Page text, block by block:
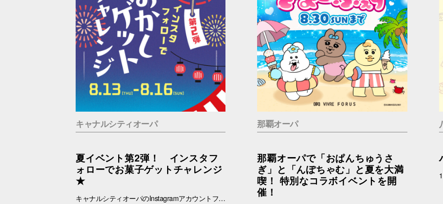
キャナルシティオーパ
夏イベント第2弾！ インスタフ
ォローでお菓子ゲットチャレンジ
★
キャナルシティオーパのInstagramアカウントフォローでお菓子ゲットに挑戦！ あなたは最大何個ゲットできる？？！！ ■抽選日時：8.13(木) ～8.16(日) 11：00～19：00 ■抽選会場：B1F ラフェスタ内特設会場 ■参加条件：キャナルシティオーパのInstagramアカウント(＠canalcityopa)をフォロー 【注意事項】 ※参加の際はキャナルシティオーパアカウントのフォロー画面をご提示ください。 ※各日、景品がなくなり次第終了となります。 ※イラストはすべてイメージです。 ※おひとりさまにつき1回までご参加いただけます。
那覇オーパ
那覇オーパで「おぱんちゅうさ
ぎ」と「んぽちゃむ」と夏を大満
喫！ 特別なコラボイベントを開
催！